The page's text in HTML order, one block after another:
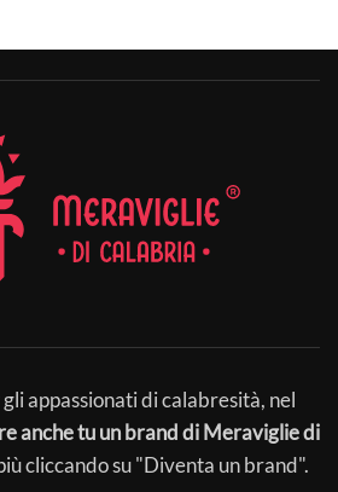
appassionati di calabresità, nel
anche tu un brand di Meraviglie di
cliccando su "Diventa un brand".